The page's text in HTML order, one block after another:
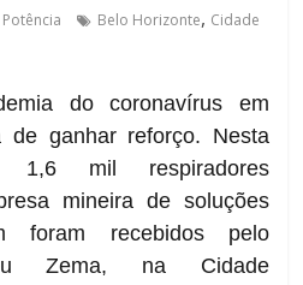
Potência Belo Horizonte, Cidade
do coronavírus em
de ganhar reforço. Nesta
1,6 mil respiradores
mineira de soluções
foram recebidos pelo
Zema, na Cidade